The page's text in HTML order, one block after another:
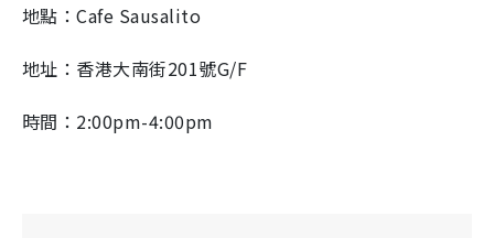
地點：Cafe Sausalito
地址：香港大南街201號G/F
時間：2:00pm-4:00pm